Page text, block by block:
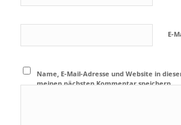
E-
Name, E-Mail-Adresse und Website in
meinen nächsten Kommentar speichern.